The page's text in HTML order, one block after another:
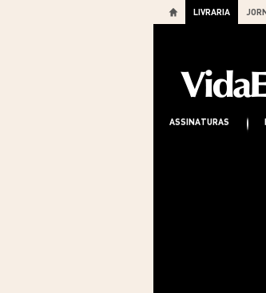
LIVRARIA
ASSINATURAS